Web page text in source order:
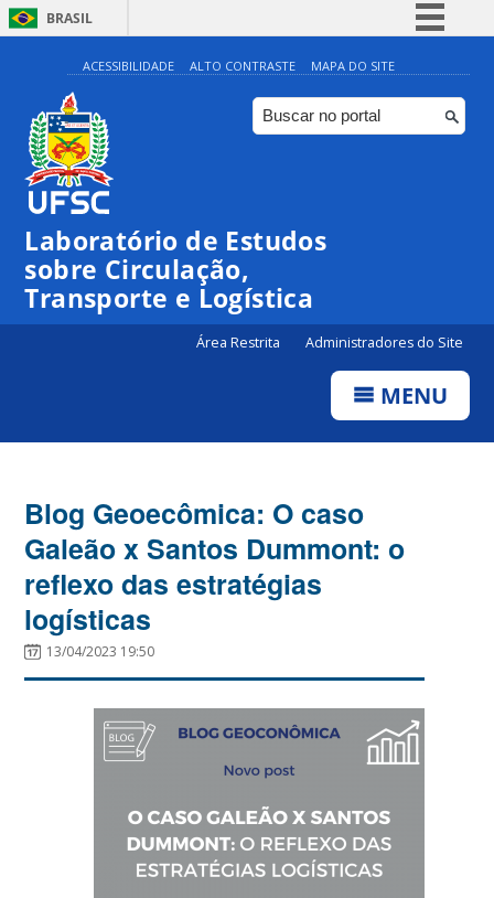
BRASIL
Simplifique!
Comunica BR
Participe
ACESSIBILIDADE ALTO CONTRASTE MAPA DO SITE
Laboratório de Estudos
sobre Circulação,
Transporte e Logística
Área Restrita Administradores do Site
MENU
Blog Geoecômica: O caso
Galeão x Santos Dummont: o
reflexo das estratégias
logísticas
13/04/2023 19:50